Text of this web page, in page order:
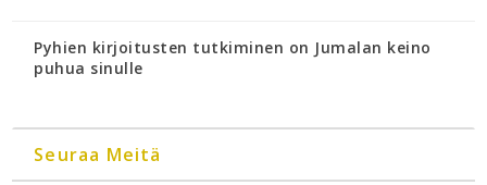
Pyhien kirjoitusten tutkiminen on Jumalan keino
puhua sinulle
Seuraa Meitä